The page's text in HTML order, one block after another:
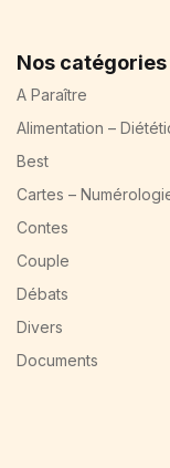
Nos catégories
A Paraître
Alimentation –
Best
Cartes –
Contes
Couple
Débats
Divers
Documents